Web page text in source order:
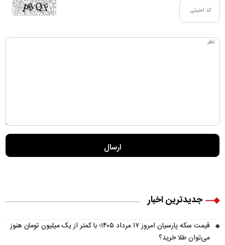
جدیدترین اخبار
قیمت سکه پارسیان امروز ۱۷ مرداد ۱۴۰۵؛ با کمتر از یک میلیون تومان هنوز
می‌توان طلا خرید؟